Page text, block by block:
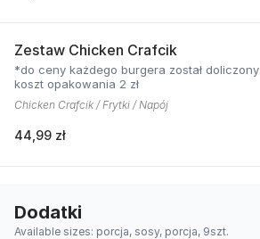
Zestaw Chicken Crafcik
*do ceny każdego burgera został doliczony
koszt opakowania 2 zł
Chicken Crafcik / Frytki / Napój
44,99 zł
Dodatki
Available sizes: porcja, sosy, porcja, 9szt.